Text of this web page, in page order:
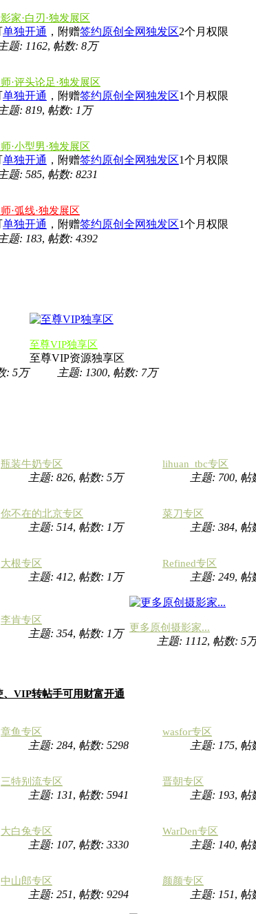
家·白刃·独发展区
单独开通 ，附赠签约原创全网独发区2个月权限
主题: 1162, 帖数: 8万
·评头论足·独发展区
单独开通 ，附赠签约原创全网独发区1个月权限
主题: 819, 帖数: 1万
·小型男·独发展区
单独开通 ，附赠签约原创全网独发区1个月权限
主题: 585, 帖数: 8231
·弧线·独发展区
单独开通 ，附赠签约原创全网独发区1个月权限
主题: 183, 帖数: 4392
: 5万
至尊VIP独享区
至尊VIP资源独享区
主题: 1300, 帖数: 7万
瓶装牛奶专区
主题: 826, 帖数: 5万
lihuan_tbc专区
主题: 700, 帖
你不在的北京专区
主题: 514, 帖数: 1万
菜刀专区
主题: 384, 帖
大根专区
主题: 412, 帖数: 1万
Refined专区
主题: 249, 帖
李肯专区
主题: 354, 帖数: 1万 更多原创摄影家...
主题: 1112, 帖数: 5
、VIP转帖手可用财富开通
章鱼专区
主题: 284, 帖数: 5298
wasfor专区
主题: 175, 帖
三特别流专区
主题: 131, 帖数: 5941
晋朝专区
主题: 193, 帖
大白兔专区
主题: 107, 帖数: 3330
WarDen专区
主题: 140, 帖
中山郎专区
主题: 251, 帖数: 9294
颜颜专区
主题: 151, 帖